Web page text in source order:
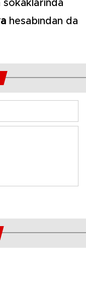
sokaklarında
hesabından da